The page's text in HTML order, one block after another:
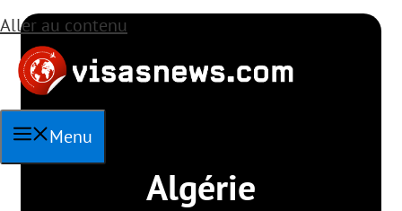
Aller au contenu
Menu
Algérie